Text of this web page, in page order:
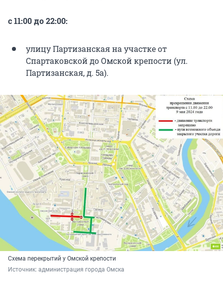
с 11:00 до 22:00:
улицу Партизанская на участке от
Спартаковской до Омской крепости (ул.
Партизанская, д. 5а).
Схема перекрытий у Омской крепости
Источник: администрация города Омска